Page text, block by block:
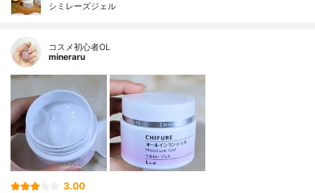
シミレーズジェル
コスメ初心者OL
mineraru
3.00